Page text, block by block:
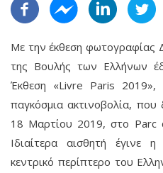
Με την έκθεση φωτογραφίας
της Βουλής των Ελλήνων
Έκθεση «Livre Paris 2019»,
παγκόσμια ακτινοβολία, που
18 Μαρτίου 2019, στο Parc
Ιδιαίτερα αισθητή έγινε
κεντρικό περίπτερο του